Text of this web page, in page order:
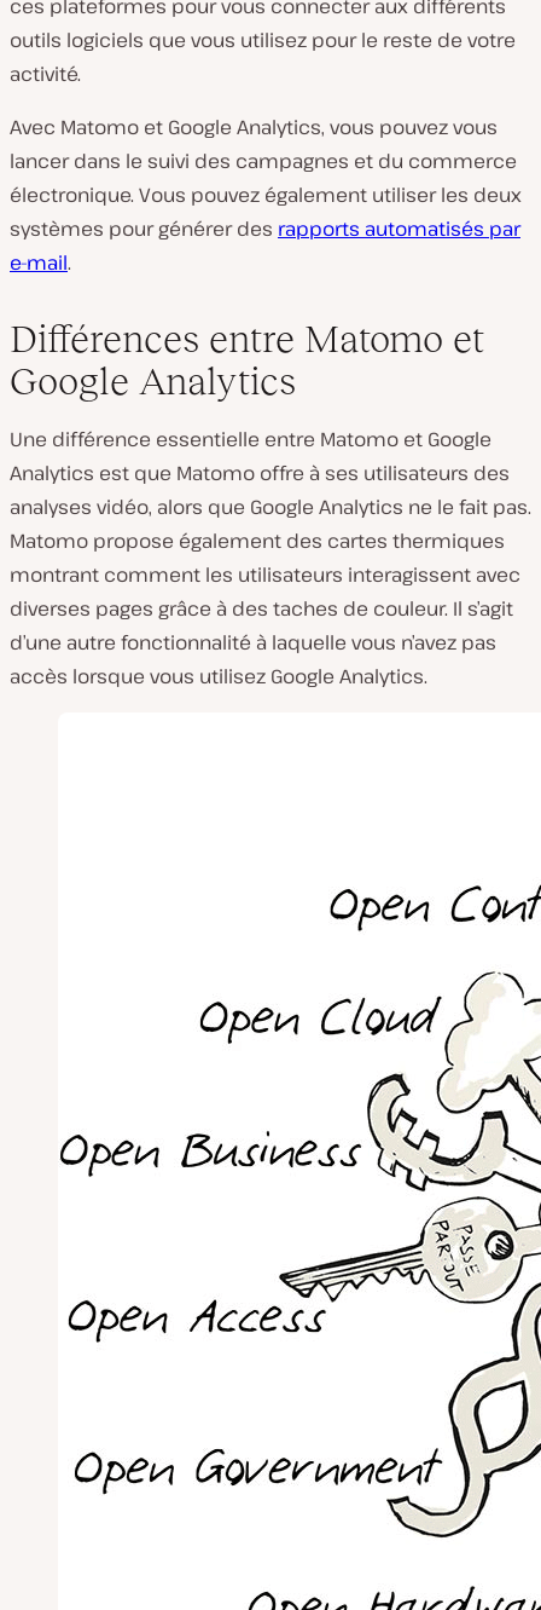
ces plateformes pour vous connecter aux différents
outils logiciels que vous utilisez pour le reste de votre
activité.
Avec Matomo et Google Analytics, vous pouvez vous
lancer dans le suivi des campagnes et du commerce
électronique. Vous pouvez également utiliser les deux
systèmes pour générer des rapports automatisés par
e-mail.
Différences entre Matomo et
Google Analytics
Une différence essentielle entre Matomo et Google
Analytics est que Matomo offre à ses utilisateurs des
analyses vidéo, alors que Google Analytics ne le fait pas.
Matomo propose également des cartes thermiques
montrant comment les utilisateurs interagissent avec
diverses pages grâce à des taches de couleur. Il s’agit
d’une autre fonctionnalité à laquelle vous n’avez pas
accès lorsque vous utilisez Google Analytics.